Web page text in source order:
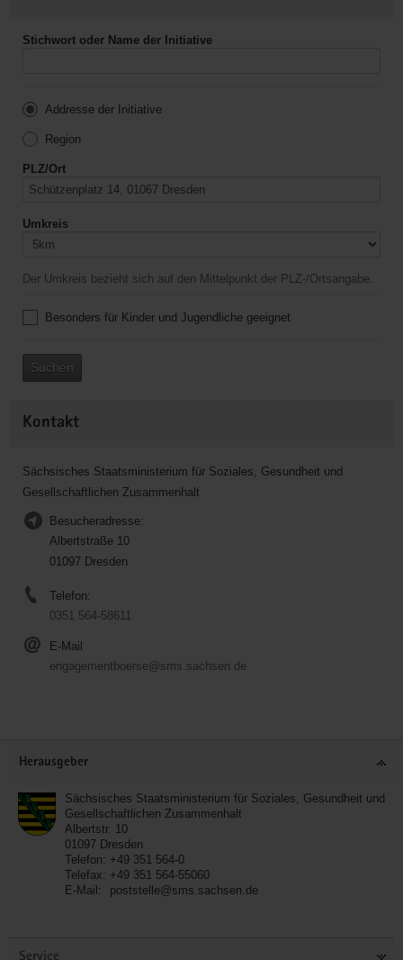
Stichwort oder Name der Initiative
Addresse der Initiative
Region
PLZ/Ort
Umkreis
Der Umkreis bezieht sich auf den Mittelpunkt der PLZ-/Ortsangabe.
Besonders für Kinder und Jugendliche geeignet
Suchen
Kontakt
Sächsisches Staatsministerium für Soziales, Gesundheit und
Gesellschaftlichen Zusammenhalt
Besucheradresse:
Albertstraße 10
01097 Dresden
Telefon:
0351 564-58611
E-Mail
engagementboerse@sms.sachsen.de
Herausgeber
Sächsisches Staatsministerium für Soziales, Gesundheit und
Gesellschaftlichen Zusammenhalt
Albertstr. 10
01097 Dresden
Telefon: +49 351 564-0
Telefax: +49 351 564-55060
E-Mail:
poststelle@sms.sachsen.de
Service